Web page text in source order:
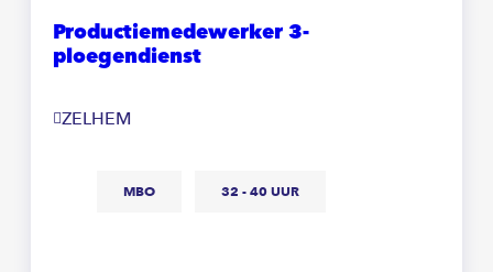
Productiemedewerker 3-
ploegendienst
ZELHEM
MBO 32 - 40 UUR